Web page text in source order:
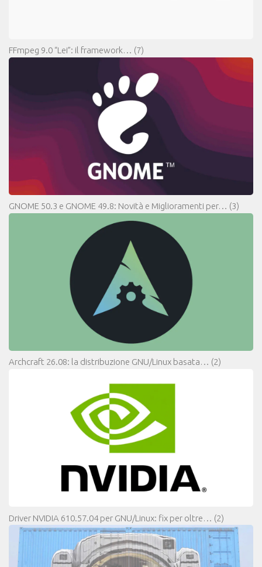
FFmpeg 9.0 “Lei”: il framework… (7)
GNOME 50.3 e GNOME 49.8: Novità e Miglioramenti per… (3)
Archcraft 26.08: la distribuzione GNU/Linux basata… (2)
Driver NVIDIA 610.57.04 per GNU/Linux: fix per oltre… (2)